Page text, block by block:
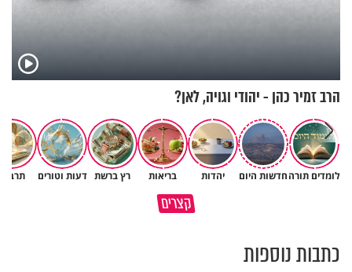
הרב זמיר כהן - יהודי וגויה, לאן?
לומדים תורהחדשות היום יהדות בריאות רץ ברשת דעות וטורים
קצרים
באיזה אופן ומתי מותר לכבות
כתבות נוספות